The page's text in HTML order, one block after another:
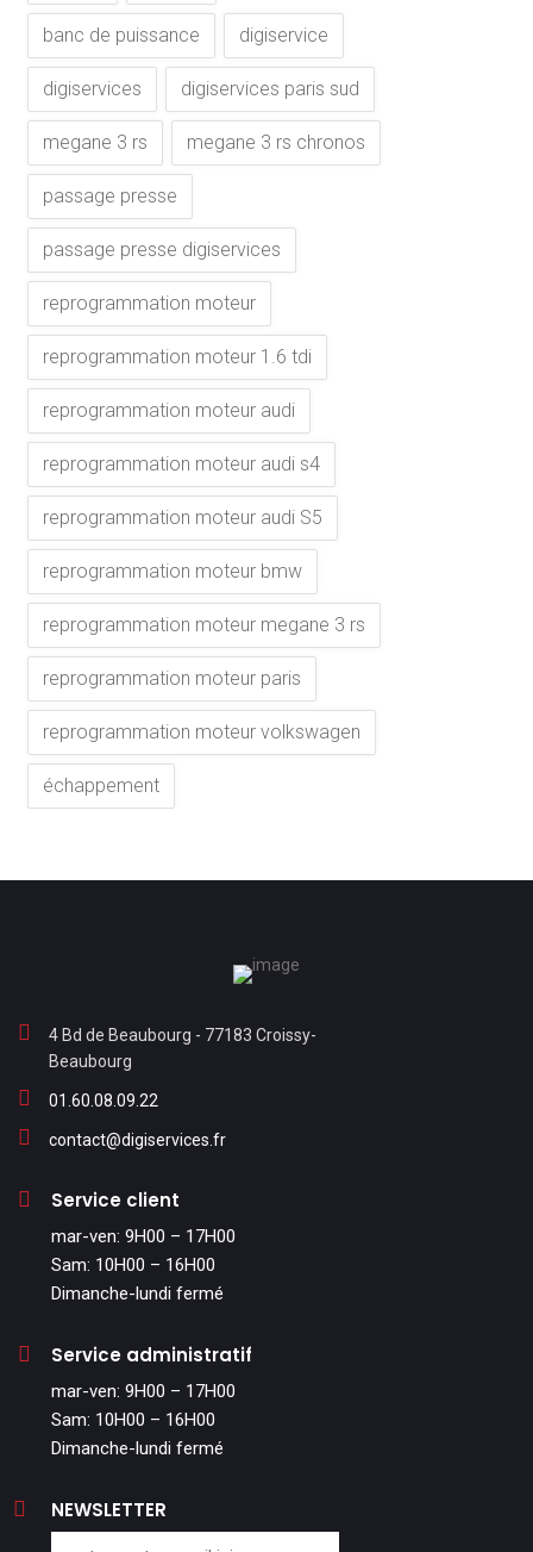
banc de puissance digiservice
digiservices digiservices paris sud
megane 3 rs megane 3 rs chronos
passage presse
passage presse digiservices
reprogrammation moteur
reprogrammation moteur 1.6 tdi
reprogrammation moteur audi
reprogrammation moteur audi s4
reprogrammation moteur audi S5
reprogrammation moteur bmw
reprogrammation moteur megane 3 rs
reprogrammation moteur paris
reprogrammation moteur volkswagen
échappement
4 Bd de Beaubourg - 77183 Croissy-
Beaubourg
01.60.08.09.22
contact@digiservices.fr
Service client
mar-ven: 9H00 – 17H00
Sam: 10H00 – 16H00
Dimanche-lundi fermé
Service administratif
mar-ven: 9H00 – 17H00
Sam: 10H00 – 16H00
Dimanche-lundi fermé
NEWSLETTER